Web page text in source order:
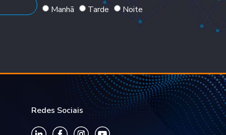
Manhã Tarde Noite
Redes Sociais